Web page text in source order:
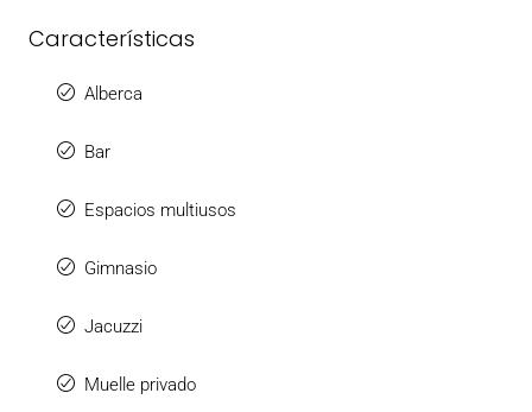
Características
Alberca
Bar
Espacios multiusos
Gimnasio
Jacuzzi
Muelle privado